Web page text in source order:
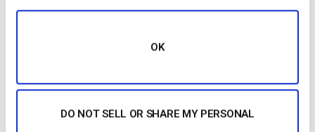
OK
DO NOT SELL OR SHARE MY PERSONAL
otras ventajas, una CDN proporciona una transmisión en
masivas al tiempo que maximiza la calidad de la experiencia.
como Dacast, para acceder a una CDN de primer nivel? Los
precios de la CDN de Akamai se negocian de forma